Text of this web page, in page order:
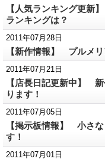
【人気ランキング更新
ランキングは？
2011年07月28日
【新作情報】 プルメ
2011年07月21日
【店長日記更新中】
ります！
2011年07月05日
【掲示板情報】 小さ
す！
2011年07月01日